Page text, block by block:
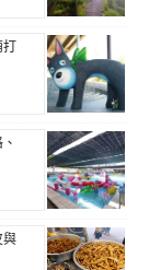
打
與